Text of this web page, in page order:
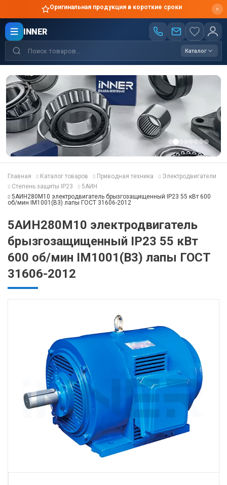
Оригинальная продукция в короткие сроки
INNER
Каталог
Главная Каталог товаров Приводная техника
Электродвигатели
Степень защиты IP23
5АИН
5АИН280M10 электродвигатель брызгозащищенный IP23 55 кВт 600
об/мин IM1001(B3) лапы ГОСТ 31606-2012
5АИН280M10 электродвигатель
брызгозащищенный IP23 55 кВт
600 об/мин IM1001(B3) лапы ГОСТ
31606-2012